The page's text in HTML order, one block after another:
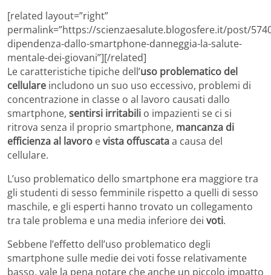
[related layout=”right”
permalink=”https://scienzaesalute.blogosfere.it/post/
dipendenza-dallo-smartphone-danneggia-la-salute-
mentale-dei-giovani”][/related]
Le caratteristiche tipiche dell’uso problematico del
cellulare includono un suo uso eccessivo, problemi di
concentrazione in classe o al lavoro causati dallo
smartphone, sentirsi irritabili o impazienti se ci si
ritrova senza il proprio smartphone, mancanza di
efficienza al lavoro evista offuscataa causa del
cellulare.
L’uso problematico dello smartphone era maggiore tra
gli studenti di sesso femminile rispetto a quelli di sesso
maschile, e gli esperti hanno trovato un collegamento
tra tale problema e una media inferiore dei voti.
Sebbene l’effetto dell’uso problematico degli
smartphone sulle medie dei voti fosse relativamente
basso, vale la pena notare che anche un piccolo impatto